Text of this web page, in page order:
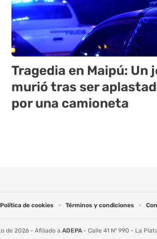
Tragedia en Maipú: Un
murió tras ser
por una camioneta
Política de cookies Términos y condiciones
de 2026 - Afiliado a ADEPA- Calle 41 Nº 990 - La